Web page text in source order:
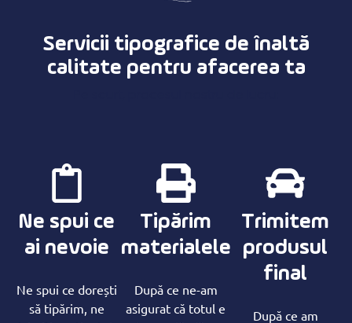
Servicii tipografice de înaltă
calitate pentru afacerea ta
Ne spui ce
ai nevoie
Ne spui ce dorești
să tipărim, ne
Tipărim
materialele
După ce ne-am
asigurat că totul e
Trimitem
produsul
final
După ce am